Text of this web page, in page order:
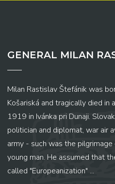
GENERAL MILAN
Milan Rastislav Štefánik was
Košariská and tragically died in
1919 in Ivánka pri Dunaji.
politician and diplomat, war air
army - such was the
young man. He assumed that
called "Europeanization" ...